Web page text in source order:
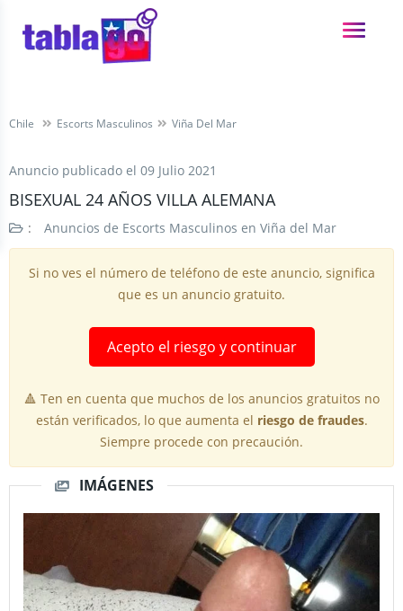
Chile Escorts Masculinos Viña Del Mar
Anuncio publicado el 09 Julio 2021
BISEXUAL 24 AÑOS VILLA ALEMANA
: Anuncios de Escorts Masculinos en Viña del Mar
Si no ves el número de teléfono de este anuncio, significa
que es un anuncio gratuito.
Acepto el riesgo y continuar
🔺 Ten en cuenta que muchos de los anuncios gratuitos no
están verificados, lo que aumenta el riesgo de fraudes.
Siempre procede con precaución.
IMÁGENES